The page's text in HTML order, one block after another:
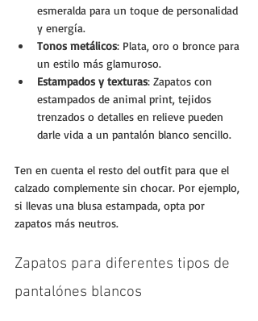
esmeralda para un toque de personalidad
y energía.
Tonos metálicos: Plata, oro o bronce para
un estilo más glamuroso.
Estampados y texturas: Zapatos con
estampados de animal print, tejidos
trenzados o detalles en relieve pueden
darle vida a un pantalón blanco sencillo.
Ten en cuenta el resto del outfit para que el
calzado complemente sin chocar. Por ejemplo,
si llevas una blusa estampada, opta por
zapatos más neutros.
Zapatos para diferentes tipos de
pantalónes blancos